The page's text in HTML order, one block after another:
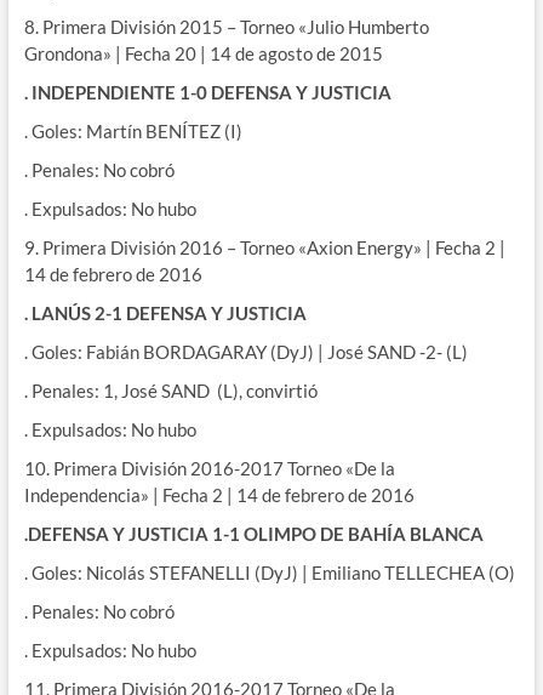
8. Primera División 2015 – Torneo «Julio Humberto
Grondona» | Fecha 20 | 14 de agosto de 2015
. INDEPENDIENTE 1-0 DEFENSA Y JUSTICIA
. Goles: Martín BENÍTEZ (I)
. Penales: No cobró
. Expulsados: No hubo
9. Primera División 2016 – Torneo «Axion Energy» | Fecha 2 |
14 de febrero de 2016
. LANÚS 2-1 DEFENSA Y JUSTICIA
. Goles: Fabián BORDAGARAY (DyJ) | José SAND -2- (L)
. Penales: 1, José SAND (L), convirtió
. Expulsados: No hubo
10. Primera División 2016-2017 Torneo «De la
Independencia» | Fecha 2 | 14 de febrero de 2016
.DEFENSA Y JUSTICIA 1-1 OLIMPO DE BAHÍA BLANCA
. Goles: Nicolás STEFANELLI (DyJ) | Emiliano TELLECHEA (O)
. Penales: No cobró
. Expulsados: No hubo
11. Primera División 2016-2017 Torneo «De la